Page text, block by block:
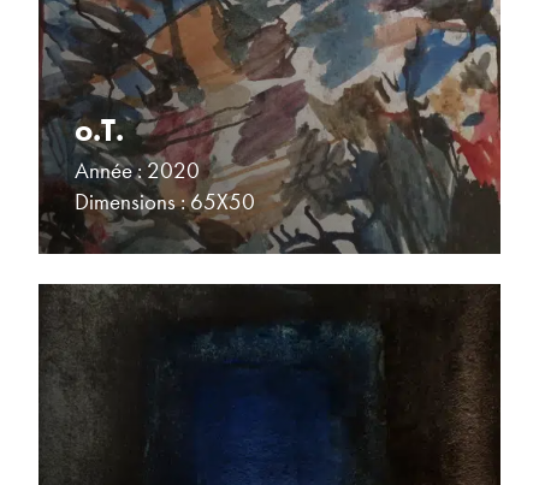
o.T.
Année : 2020
Dimensions : 65X50